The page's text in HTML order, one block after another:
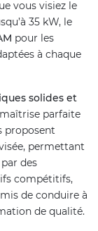
vous visiez le
35 kW, le
pour les
à chaque
solides et
parfaite
proposent
permettant
des
compétitifs,
de conduire à
de qualité.